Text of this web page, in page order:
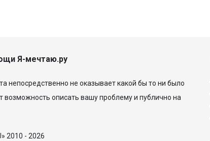
Я-мечтаю.ру
непосредственно не оказывает какой бы то ни было
описать вашу проблему и публично на
2010 - 2026